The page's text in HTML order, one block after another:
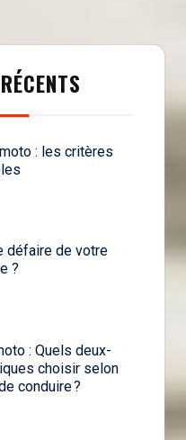
: les critères
défaire de votre
?
: Quels deux-
choisir selon
conduire ?